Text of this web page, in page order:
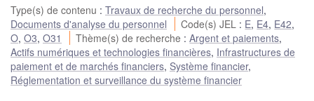
Type(s) de contenu : Travaux de recherche du personnel,
Documents d'analyse du personnel
Code(s) JEL : E, E4, E42,
O, O3, O31 Thème(s) de recherche :Argent et paiements,
Actifs numériques et technologies financières, Infrastructures de
paiement et de marchés financiers, Système financier,
Réglementation et surveillance du système financier